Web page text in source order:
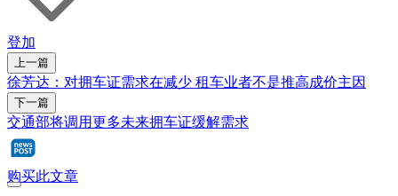
登加
上一篇
徐芳达：对拥车证需求在减少 租车业者不是推高成价主因
下一篇
交通部将调用更多未来拥车证缓解需求
购买此文章